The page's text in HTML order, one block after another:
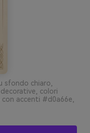
sfondo chiaro,
colori
accenti #d0a66e,